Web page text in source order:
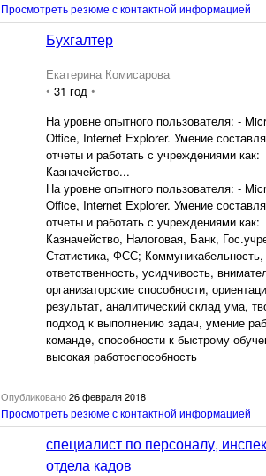
Просмотреть резюме с контактной информацией
Бухгалтер
Екатерина Комисарова
• 31 год •
На уровне опытного пользователя: -
Office, Internet Explorer. Умение
отчеты и работать с учреждениями как:
Казначейство...
На уровне опытного пользователя: -
Office, Internet Explorer. Умение
отчеты и работать с учреждениями как:
Казначейство, Налоговая, Банк,
Статистика, ФСС; Коммуникабельность,
ответственность, усидчивость,
организаторские способности,
результат, аналитический склад ума,
подход к выполнению задач, умение
команде, способности к быстрому
высокая работоспособность
Опубликовано26 февраля 2018
Просмотреть резюме с контактной информацией
специалист по персоналу,
отдела кадов